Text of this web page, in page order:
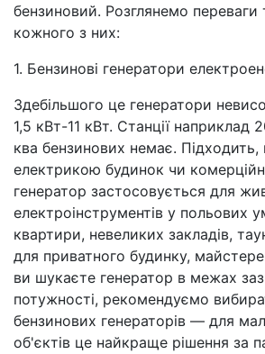
бензиновий. Розглянемо переваги
кожного з них:
1. Бензинові генератори
Здебільшого це генератори
1,5 кВт-11 кВт. Станції наприклад
ква бензинових немає.
електрикою будинок чи
генератор застосовується для
електроінструментів у польових
квартири, невеликих закладів,
для приватного будинку,
ви шукаєте генератор в межах
потужності, рекомендуємо
бензинових генераторів — для
об'єктів це найкраще рішення за